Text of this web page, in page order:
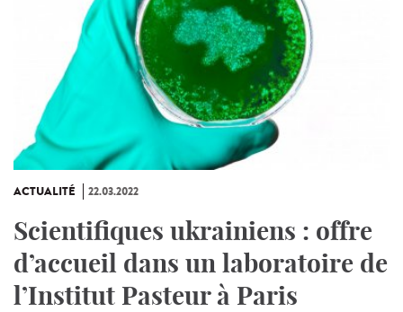
ACTUALITÉ 22.03.2022
Scientifiques ukrainiens : offre
d’accueil dans un laboratoire de
l’Institut Pasteur à Paris